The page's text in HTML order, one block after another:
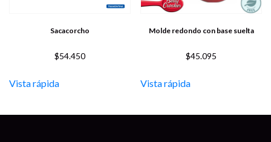
Sacacorcho
$54.450
Vista rápida
Molde redondo con base suelta
$45.095
Vista rápida